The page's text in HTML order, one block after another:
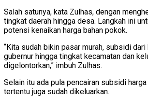
Salah satunya, kata Zulhas, dengan
tingkat daerah hingga desa. Langkah ini
potensi kenaikan harga bahan pokok.
“Kita sudah bikin pasar murah, subsidi
gubernur hingga tingkat kecamatan dan
digelontorkan,” imbuh Zulhas.
Selain itu ada pula pencairan subsidi
tertentu juga sudah dikeluarkan.